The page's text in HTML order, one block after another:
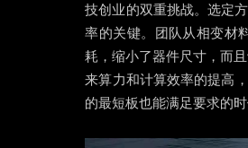
技创业的双重挑战。选定
率的关键。团队从相变材
耗，缩小了器件尺寸，而
来算力和计算效率的提高
的最短板也能满足要求的